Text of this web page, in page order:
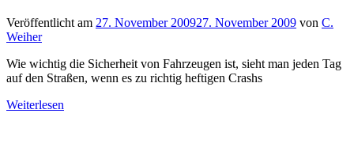
Veröffentlicht am 27. November 200927. November 2009 von C.
Weiher
Wie wichtig die Sicherheit von Fahrzeugen ist, sieht man jeden Tag
auf den Straßen, wenn es zu richtig heftigen Crashs
Weiterlesen